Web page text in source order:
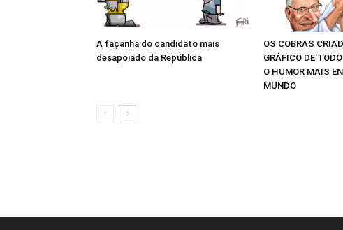
A façanha do candidato mais
desapoiado da República
OS COBRAS
GRÁFICO DE
O HUMOR MAIS
MUNDO